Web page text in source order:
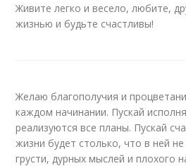
Живите легко и весело, любите,
жизнью и будьте счастливы!
Желаю благополучия и
каждом начинании. Пускай
реализуются все планы. Пускай
жизни будет столько, что в ней
грусти, дурных мыслей и плохого